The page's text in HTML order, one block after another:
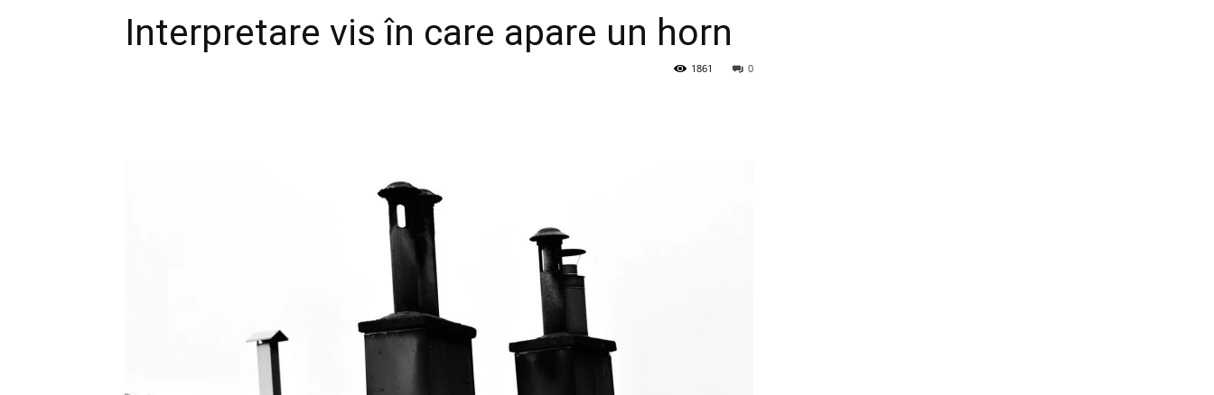
Interpretare vis în care apare un horn
0
1861